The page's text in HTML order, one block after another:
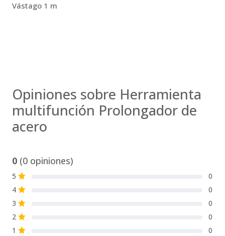
Vástago 1 m
Opiniones sobre Herramienta
multifunción Prolongador de
acero
0 (0 opiniones)
5 S
0
4 S
0
3 S
0
2 S
0
1 S 0